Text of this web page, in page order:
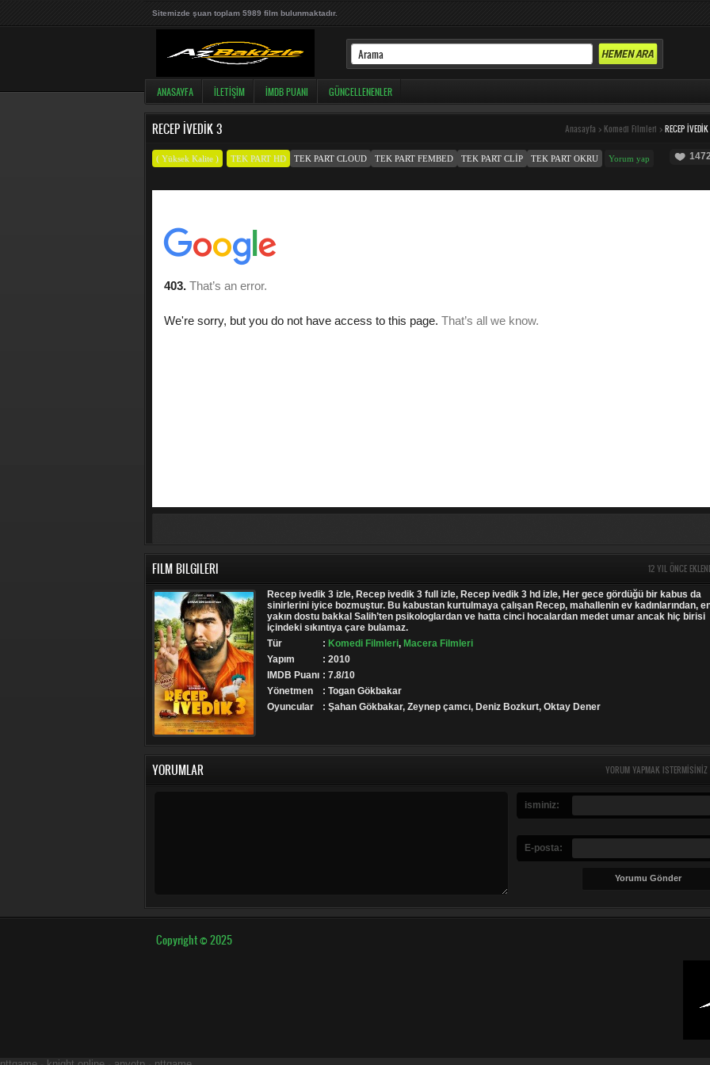
Sitemizde şuan toplam 5989 film bulunmaktadır.
ANASAYFA İLETIŞIM İMDB PUANI GÜNCELLENENLER
RECEP İVEDIK 3 Anasayfa > Komedi Filmleri > RECEP
( Yüksek Kalite ) TEK PART HD TEK PART CLOUD TEK PART FEMBED TEK PART CLIP TEK PART OKRU Yorum yap
FILM BILGILERI 12 YIL ÖNCE
Recep ivedik 3 izle, Recep ivedik 3 full izle, Recep ivedik 3 hd izle, Her gece gördüğü bir kabus da
sinirlerini iyice bozmuştur. Bu kabustan kurtulmaya çalışan Recep, mahallenin ev kadınlarından,
yakın dostu bakkal Salih’ten psikologlardan ve hatta cinci hocalardan medet umar ancak hiç birisi
içindeki sıkıntıya çare bulamaz.
Tür
: Komedi Filmleri, Macera Filmleri
Yapım
: 2010
IMDB Puanı : 7.8/10
Yönetmen
: Togan Gökbakar
Oyuncular
: Şahan Gökbakar, Zeynep çamcı, Deniz Bozkurt, Oktay Dener
YORUMLAR YORUM YAPMAK
isminiz:
E-posta:
Copyright © 2025